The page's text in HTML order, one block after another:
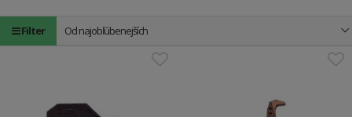
Filter Od najobľúbenejších